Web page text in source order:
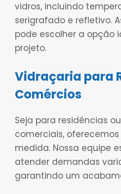
vidros, incluindo
serigrafado e refletivo.
pode escolher a opção
projeto.
Vidraçaria para
Comércios
Seja para residências
comerciais,
medida. Nossa equipe
atender demandas
garantindo um